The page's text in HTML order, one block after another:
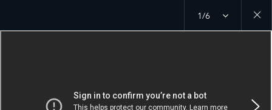
1/6
Close